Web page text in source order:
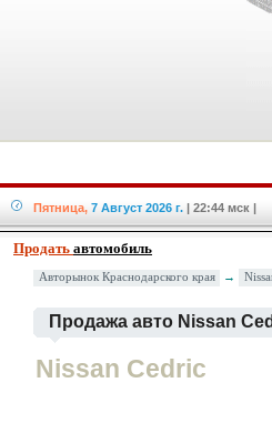
Пятница, 7 Август 2026 г. | 22:44 мск |
Продать автомобиль
Авторынок Краснодарского края →
Продажа авто Nissan
Nissan Cedric